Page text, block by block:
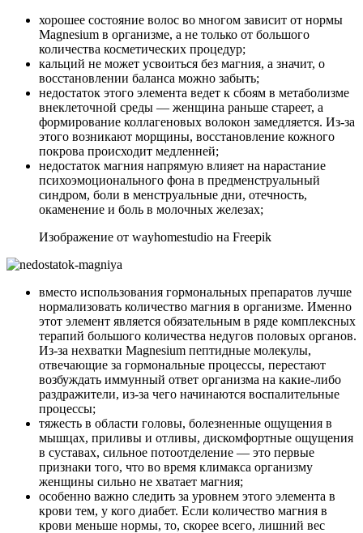
хорошее состояние волос во многом зависит от нормы
Magnesium в организме, а не только от большого
количества косметических процедур;
кальций не может усвоиться без магния, а значит, о
восстановлении баланса можно забыть;
недостаток этого элемента ведет к сбоям в метаболизме
внеклеточной среды — женщина раньше стареет, а
формирование коллагеновых волокон замедляется. Из-за
этого возникают морщины, восстановление кожного
покрова происходит медленней;
недостаток магния напрямую влияет на нарастание
психоэмоционального фона в предменструальный
синдром, боли в менструальные дни, отечность,
окаменение и боль в молочных железах;
Изображение от wayhomestudio на Freepik
вместо использования гормональных препаратов лучше
нормализовать количество магния в организме. Именно
этот элемент является обязательным в ряде комплексных
терапий большого количества недугов половых органов.
Из-за нехватки Magnesium пептидные молекулы,
отвечающие за гормональные процессы, перестают
возбуждать иммунный ответ организма на какие-либо
раздражители, из-за чего начинаются воспалительные
процессы;
тяжесть в области головы, болезненные ощущения в
мышцах, приливы и отливы, дискомфортные ощущения
в суставах, сильное потоотделение — это первые
признаки того, что во время климакса организму
женщины сильно не хватает магния;
особенно важно следить за уровнем этого элемента в
крови тем, у кого диабет. Если количество магния в
крови меньше нормы, то, скорее всего, лишний вес